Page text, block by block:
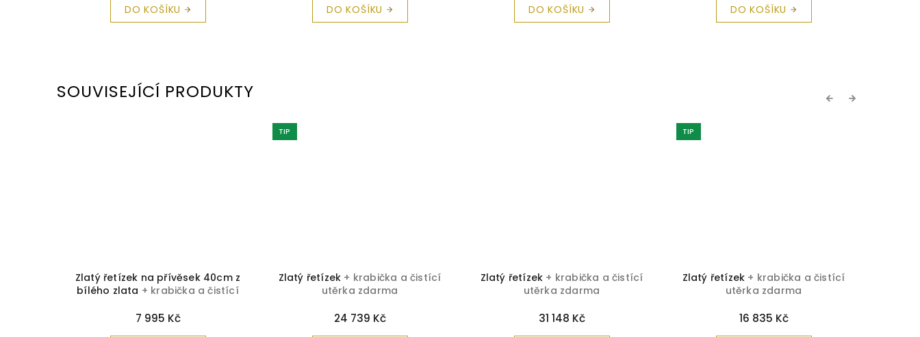
DO KOŠÍKU DO KOŠÍKU DO KOŠÍKU DO KOŠÍKU
SOUVISEJÍCÍ PRODUKTY Previous
Zlatý řetízek na přívěsek 40cm z
bílého zlata + krabička a čistící
7 995 Kč
TIP
Zlatý řetízek + krabička a čistící
utěrka zdarma
24 739 Kč
Zlatý řetízek + krabička a čistící
utěrka zdarma
31 148 Kč
TIP
Zlatý řetízek + krabička a čistící
utěrka zdarma
16 835 Kč
Next